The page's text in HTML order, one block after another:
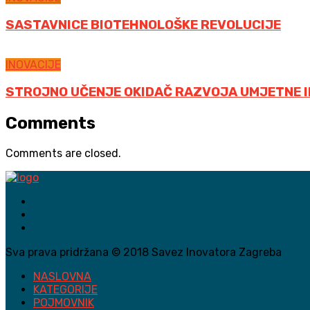
SASTAVNICE BIOTEHNOLOŠKE REVOLUCIJE
INOVACIJE
STROJNO UČENJE OKIDAČ RAZVOJA UMJETNE
Comments
Comments are closed.
Sva prava pridržana © 2018 Savez Inovatora Zagreba
NASLOVNA
KATEGORIJE
POJMOVNIK